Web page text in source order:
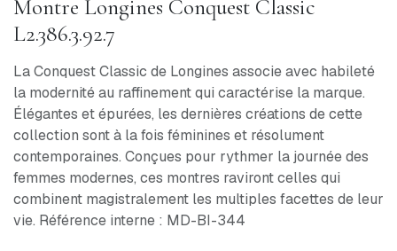
Montre Longines Conquest Classic
L2.386.3.92.7
La Conquest Classic de Longines associe avec habileté
la modernité au raffinement qui caractérise la marque.
Élégantes et épurées, les dernières créations de cette
collection sont à la fois féminines et résolument
contemporaines. Conçues pour rythmer la journée des
femmes modernes, ces montres raviront celles qui
combinent magistralement les multiples facettes de leur
vie. Référence interne : MD-BI-344